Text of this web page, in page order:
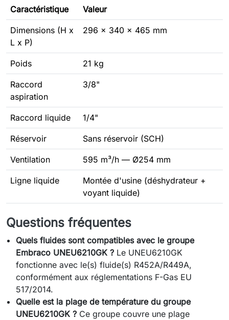
Caractéristique Valeur
Dimensions (H x
L x P)
296 x 340 x 465 mm
Poids 21 kg
Raccord
aspiration
3/8"
Raccord liquide 1/4"
Réservoir Sans réservoir (SCH)
Ventilation 595 m³/h — Ø254 mm
Ligne liquide
Montée d'usine (déshydrateur +
voyant liquide)
Questions fréquentes
Quels fluides sont compatibles avec le groupe
Embraco UNEU6210GK ? Le UNEU6210GK
fonctionne avec le(s) fluide(s) R452A/R449A,
conformément aux réglementations F-Gas EU
517/2014.
Quelle est la plage de température du groupe
UNEU6210GK ? Ce groupe couvre une plage